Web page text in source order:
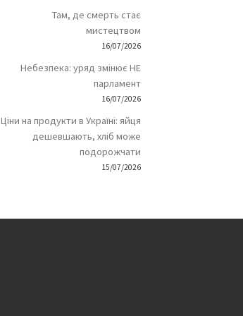
Там, де смерть стає
мистецтвом
16/07/2026
Небезпека: уряд змінює НЕ
парламент
16/07/2026
Ціни на продукти в Україні: яйця
дешевшають, хліб може
подорожчати
15/07/2026